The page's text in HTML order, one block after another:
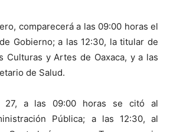
comparecerá a las 09:00 horas el
Gobierno; a las 12:30, la titular de
Culturas y Artes de Oaxaca, y a las
de Salud.
27, a las 09:00 horas se citó al
Pública; a las 12:30, al